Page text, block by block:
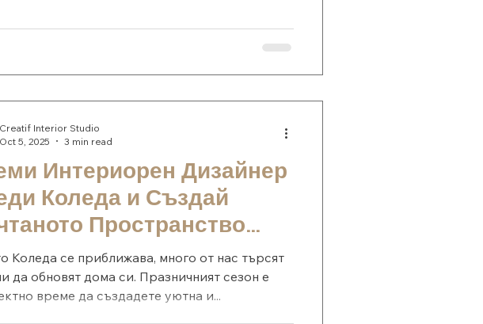
имат силата да преобразят всяко
В Interior Créatif Studio вярваме, че
декорация Тази година подбрахме за теб
вдъхновяващи пр
Интериорен Дизайнер
Коледа и Създай
Пространство
Коледа се приближава, много от нас търсят
да обновят дома си. Празничният сезон е
време да създадете уютна и...
Creatif Interior Studio
Oct 5, 2025
3 min read